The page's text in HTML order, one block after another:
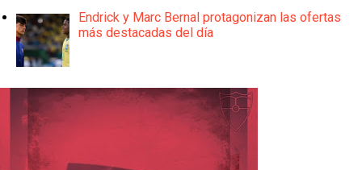
Endrick y Marc Bernal protagonizan las ofertas
más destacadas del día